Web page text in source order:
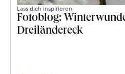
Lass dich inspirieren
Fotoblog:
Dreiländereck